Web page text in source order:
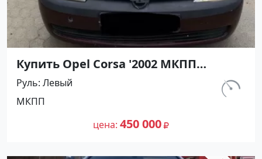
Купить Opel Corsa '2002 МКПП
(1200/75 л.с.) Бензин инжектор
Ленинградская цвет Красный
Хетчбэк по цене 450000 рублей,
объявление №27492 на сайте
Авторынок23
км.
Руль Левый
МКПП
цена 450 000